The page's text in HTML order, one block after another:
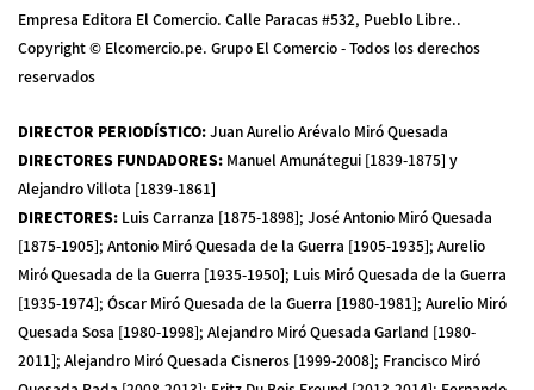
Empresa Editora El Comercio. Calle Paracas #532, Pueblo Libre..
Copyright © Elcomercio.pe. Grupo El Comercio - Todos los derechos
reservados
DIRECTOR PERIODÍSTICO:Juan Aurelio Arévalo Miró Quesada
DIRECTORES FUNDADORES: Manuel Amunátegui [1839-1875] y
Alejandro Villota [1839-1861]
DIRECTORES: Luis Carranza [1875-1898]; José Antonio Miró Quesada
[1875-1905]; Antonio Miró Quesada de la Guerra [1905-1935]; Aurelio
Miró Quesada de la Guerra [1935-1950]; Luis Miró Quesada de la Guerra
[1935-1974]; Óscar Miró Quesada de la Guerra [1980-1981]; Aurelio Miró
Quesada Sosa [1980-1998]; Alejandro Miró Quesada Garland [1980-
2011]; Alejandro Miró Quesada Cisneros [1999-2008]; Francisco Miró